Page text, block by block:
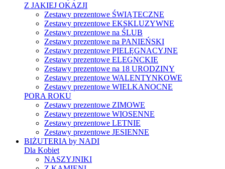
Z JAKIEJ OKAZJI
Zestawy prezentowe ŚWIĄTECZNE
Zestawy prezentowe EKSKLUZYWNE
Zestawy prezentowe na ŚLUB
Zestawy prezentowe na PANIEŃSKI
Zestawy prezentowe PIELĘGNACYJNE
Zestawy prezentowe ELEGNCKIE
Zestawy prezentowe na 18 URODZINY
Zestawy prezentowe WALENTYNKOWE
Zestawy prezentowe WIELKANOCNE
PORA ROKU
Zestawy prezentowe ZIMOWE
Zestawy prezentowe WIOSENNE
Zestawy prezentowe LETNIE
Zestawy prezentowe JESIENNE
BIŻUTERIA by NADI
Dla Kobiet
NASZYJNIKI